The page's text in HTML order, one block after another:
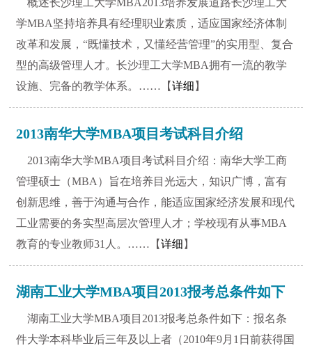
概述长沙理工大学MBA2013培养发展道路长沙理工大
学MBA坚持培养具有经理职业素质，适应国家经济体制
改革和发展，“既懂技术，又懂经营管理”的实用型、复合
型的高级管理人才。长沙理工大学MBA拥有一流的教学
设施、完备的教学体系。……【详细 】
2013南华大学MBA项目考试科目介绍
2013南华大学MBA项目考试科目介绍：南华大学工商
管理硕士（MBA）旨在培养目光远大，知识广博，富有
创新思维，善于沟通与合作，能适应国家经济发展和现代
工业需要的务实型高层次管理人才；学校现有从事MBA
教育的专业教师31人。……【详细 】
湖南工业大学MBA项目2013报考总条件如下
湖南工业大学MBA项目2013报考总条件如下：报名条
件大学本科毕业后三年及以上者（2010年9月1日前获得国